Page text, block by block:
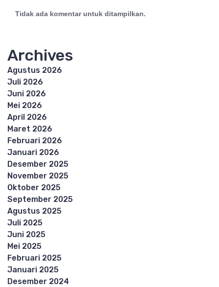
Tidak ada komentar untuk ditampilkan.
Archives
Agustus 2026
Juli 2026
Juni 2026
Mei 2026
April 2026
Maret 2026
Februari 2026
Januari 2026
Desember 2025
November 2025
Oktober 2025
September 2025
Agustus 2025
Juli 2025
Juni 2025
Mei 2025
Februari 2025
Januari 2025
Desember 2024